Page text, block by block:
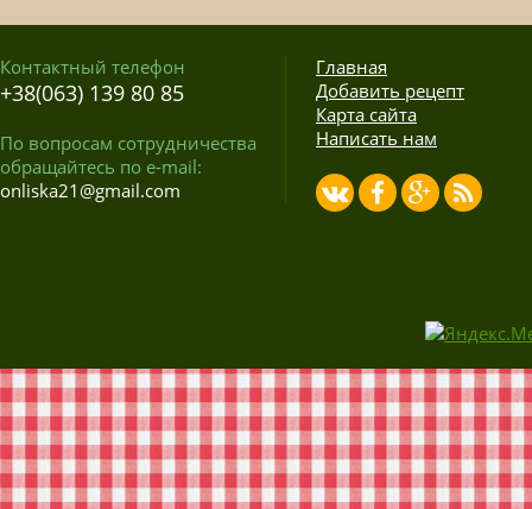
Контактный телефон
+38(063) 139 80 85
По вопросам сотрудничества
обращайтесь по e-mail:
onliska21@gmail.com
Главная
Добавить рецепт
Карта сайта
Написать нам